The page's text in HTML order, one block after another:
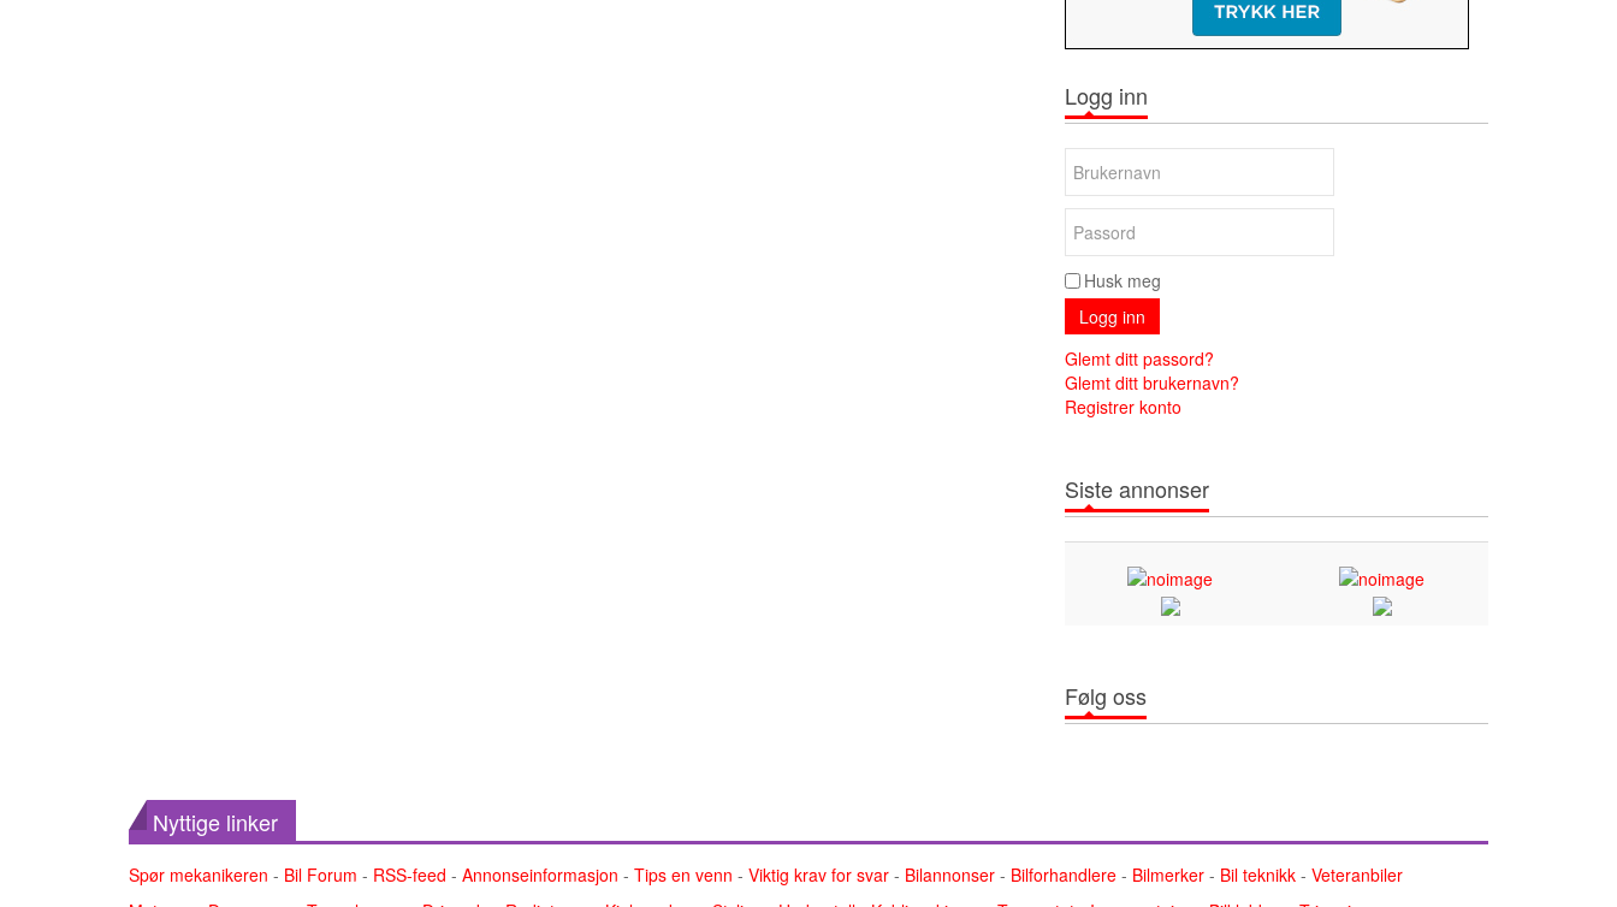
Logg inn
Husk meg
Logg inn
Glemt ditt passord?
Glemt ditt brukernavn?
Registrer konto
Siste annonser
Følg oss
Nyttige linker
Spør mekanikeren - Bil Forum - RSS-feed - Annonseinformasjon - Tips en venn - Viktig krav for svar - Bilannonser - Bilforhandlere - Bilmerker - Bil teknikk - Veteranbiler